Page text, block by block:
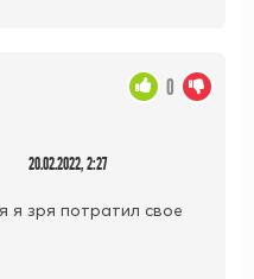
20.02.2022, 2:27
я зря потратил свое
0